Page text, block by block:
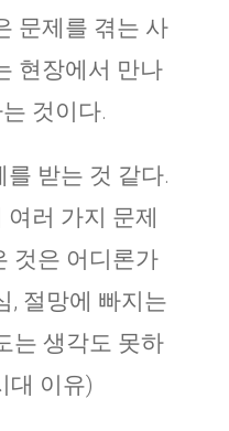
문제를 겪는 사
현장에서 만나
것이다.
받는 것 같다.
러 가지 문제
것은 어디론가
, 절망에 빠지는
는 생각도 못하
대 이유)